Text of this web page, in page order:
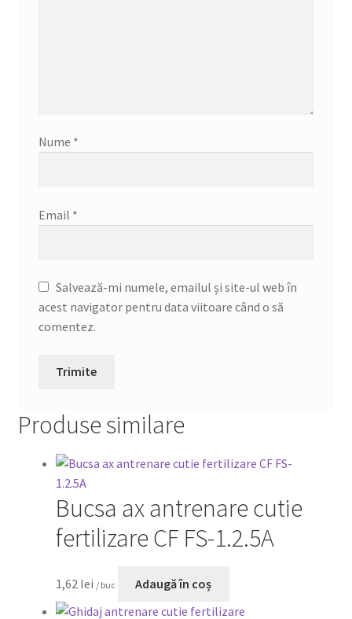
Nume *
Email *
Salvează-mi numele, emailul și site-ul web în
acest navigator pentru data viitoare când o să
comentez.
Produse similare
Bucsa ax antrenare cutie
fertilizare CF FS-1.2.5A
1,62 lei / buc Adaugă în coș